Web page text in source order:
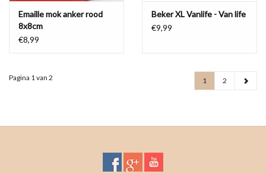
Emaille mok anker rood
8x8cm
€8,99
Beker XL Vanlife - Van life
€9,99
Pagina 1 van 2 1 2